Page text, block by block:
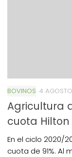
BOVINOS 4
Agricultura
cuota Hilton
En el ciclo 2020/
cuota de 91%.